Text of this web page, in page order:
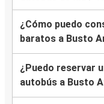
¿Cómo puedo
baratos a Busto
¿Puedo reservar
autobús a Busto